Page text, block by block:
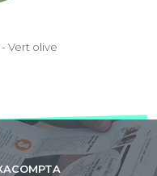
Vert olive